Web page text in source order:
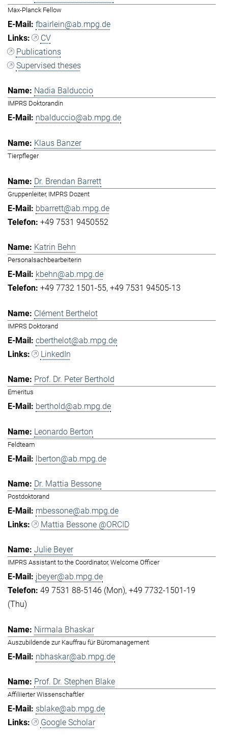
Max-Planck Fellow
fbairlein@ab.mpg.de
CV
Publications
Supervised theses
Nadia Balduccio
IMPRS Doktorandin
nbalduccio@ab.mpg.de
Klaus Banzer
Tierpfleger
Dr. Brendan Barrett
Gruppenleiter, IMPRS Dozent
bbarrett@ab.mpg.de
+49 7531 9450552
Katrin Behn
Personalsachbearbeiterin
kbehn@ab.mpg.de
+49 7732 1501-55 +49 7531 94505-13
Clément Berthelot
IMPRS Doktorand
cberthelot@ab.mpg.de
LinkedIn
Prof. Dr. Peter Berthold
Emeritus
berthold@ab.mpg.de
Leonardo Berton
Feldteam
lberton@ab.mpg.de
Dr. Mattia Bessone
Postdoktorand
mbessone@ab.mpg.de
Mattia Bessone @ORCID
Julie Beyer
IMPRS Assistant to the Coordinator, Welcome Officer
jbeyer@ab.mpg.de
49 7531 88-5146 (Mon) +49 7732-1501-19
(Thu)
Nirmala Bhaskar
Auszubildende zur Kauffrau für Büromanagement
nbhaskar@ab.mpg.de
Prof. Dr. Stephen Blake
Affiliierter Wissenschaftler
sblake@ab.mpg.de
Google Scholar